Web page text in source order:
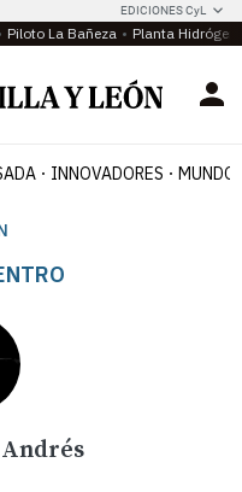
EDICIONES CyL
Piloto La Bañeza Planta
INNOVADORES MUNDO